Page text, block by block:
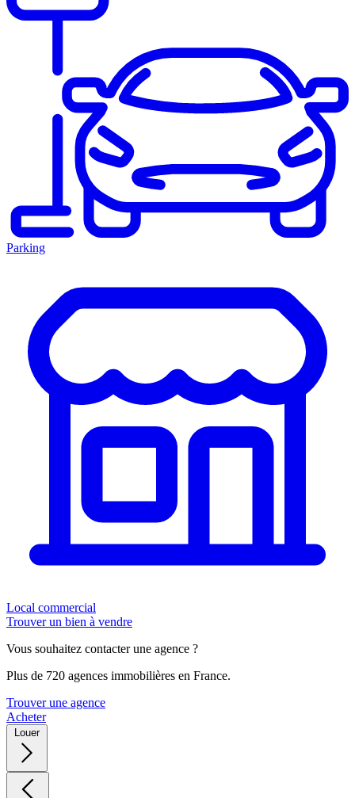
Parking
Local commercial
Trouver un bien à vendre
Vous souhaitez contacter une agence ?
Plus de 720 agences immobilières en France.
Trouver une agence
Acheter
Louer